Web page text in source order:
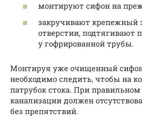
монтируют сифон на
закручивают крепежный
отверстии, подтягивают
у гофрированной трубы.
Монтируя уже очищенный
необходимо следить, чтобы на
патрубок стока. При
канализации должен
без препятствий.